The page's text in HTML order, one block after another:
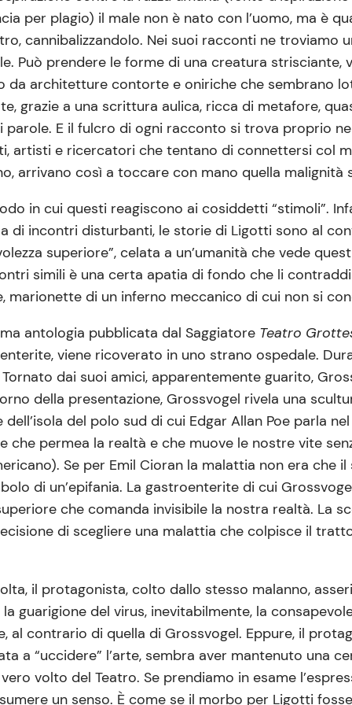
per plagio) il male non è nato con l’uomo, ma è
cannibalizzandolo. Nei suoi racconti ne troviamo
Può prendere le forme di una creatura strisciante,
da architetture contorte e oniriche che sembrano
grazie a una scrittura aulica, ricca di metafore,
parole. E il fulcro di ogni racconto si trova proprio
artisti e ricercatori che tentano di connettersi col
arrivano così a toccare con mano quella
in cui questi reagiscono ai cosiddetti “stimoli”.
di incontri disturbanti, le storie di Ligotti sono al
superiore”, celata a un’umanità che vede
simili è una certa apatia di fondo che li
di un inferno meccanico di cui non si
antologia pubblicata dal Saggiatore Teatro
viene ricoverato in uno strano ospedale.
dai suoi amici, apparentemente guarito,
della presentazione, Grossvogel rivela una
del polo sud di cui Edgar Allan Poe parla
permea la realtà e che muove le nostre vite
Se per Emil Cioran la malattia non era che
di un’epifania. La gastroenterite di cui
che comanda invisibile la nostra realtà. La
di scegliere una malattia che colpisce il
il protagonista, colto dallo stesso malanno,
guarigione del virus, inevitabilmente, la
al contrario di quella di Grossvogel. Eppure, il
a “uccidere” l’arte, sembra aver mantenuto una
volto del Teatro. Se prendiamo in esame
un senso. È come se il morbo per Ligotti